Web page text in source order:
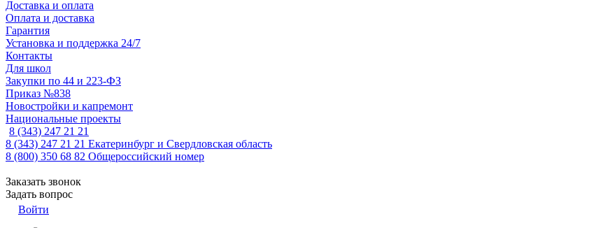
Доставка и оплата
Оплата и доставка
Гарантия
Установка и поддержка 24/7
Контакты
Для школ
Закупки по 44 и 223-ФЗ
Приказ №838
Новостройки и капремонт
Национальные проекты
8 (343) 247 21 21
8 (343) 247 21 21 Екатеринбург и Свердловская область
8 (800) 350 68 82 Общероссийский номер
Заказать звонок
Задать вопрос
Войти